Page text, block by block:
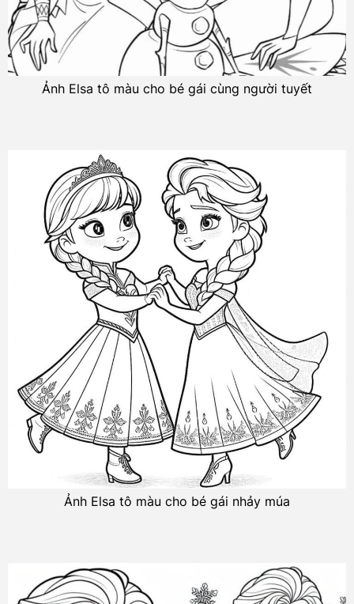
Ảnh Elsa tô màu cho bé gái cùng người tuyết
Ảnh Elsa tô màu cho bé gái nhảy múa